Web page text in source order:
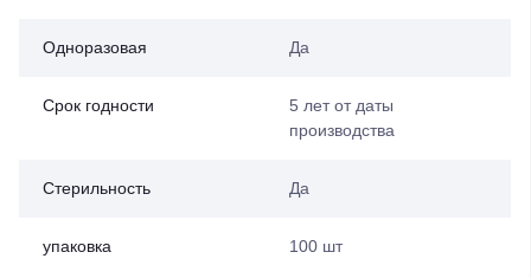
Одноразовая Да
Срок годности
5 лет от даты
производства
Стерильность Да
упаковка 100 шт